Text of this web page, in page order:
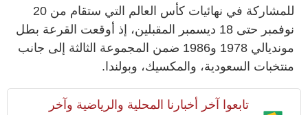
للمشاركة في نهائيات كأس العالم التي ستقام من 20
نوفمبر حتى 18 ديسمبر المقبلين، إذ أوقعت القرعة بطل
مونديالي 1978 و1986 ضمن المجموعة الثالثة إلى جانب
منتخبات السعودية، والمكسيك، وبولندا.
تابعوا آخر أخبارنا المحلية والرياضية وآخر